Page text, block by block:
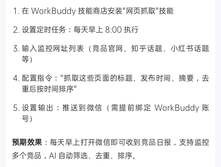
在 WorkBuddy 技能商店安装"网页抓取"技能
设置定时任务：每天早上 8:00 执行
输入监控网址列表（竞品官网、知乎话题、小红书话题
等）
配置指令："抓取这些页面的标题、发布时间、摘要，去
重后按时间排序"
设置输出：推送到微信（需提前绑定 WorkBuddy 账
号）
预期效果 ：每天早上打开微信即可收到竞品日报，支持监控
多个竞品，AI 自动筛选、去重、排序。